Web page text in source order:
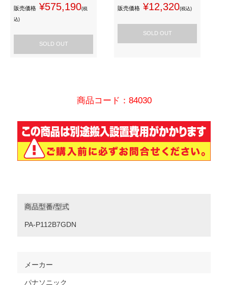
販売価格 ¥575,190(税
込)
SOLD OUT
販売価格 ¥12,320(税込)
SOLD OUT
商品コード：84030
商品型番/型式
PA-P112B7GDN
メーカー
パナソニック